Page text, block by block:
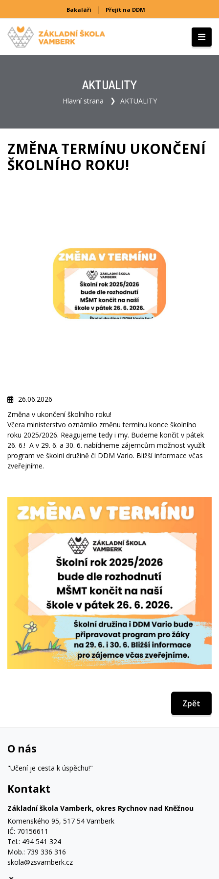
Bakaláři | Přejít na DDM
AKTUALITY
Hlavní strana AKTUALITY
ZMĚNA TERMÍNU UKONČENÍ
ŠKOLNÍHO ROKU!
26.06.2026
Změna v ukončení školního roku!
Včera ministerstvo oznámilo změnu termínu konce školního
roku 2025/2026. Reagujeme tedy i my. Budeme končit v pátek
26. 6.! A v 29. 6. a 30. 6. nabídneme zájemcům možnost využít
program ve školní družině či DDM Vario. Bližší informace včas
zveřejníme.
Zpět
O nás
"Učení je cesta k úspěchu!"
Kontakt
Základní škola Vamberk, okres Rychnov nad Kněžnou
Komenského 95, 517 54 Vamberk
IČ: 70156611
Tel.: 494 541 324
Mob.: 739 336 316
skola@zsvamberk.cz